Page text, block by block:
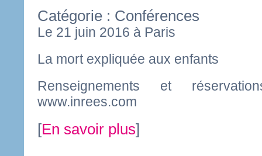
Catégorie : Conférences
Le 21 juin 2016 à Paris
La mort expliquée aux enfants
Renseignements et
www.inrees.com
[En savoir plus]